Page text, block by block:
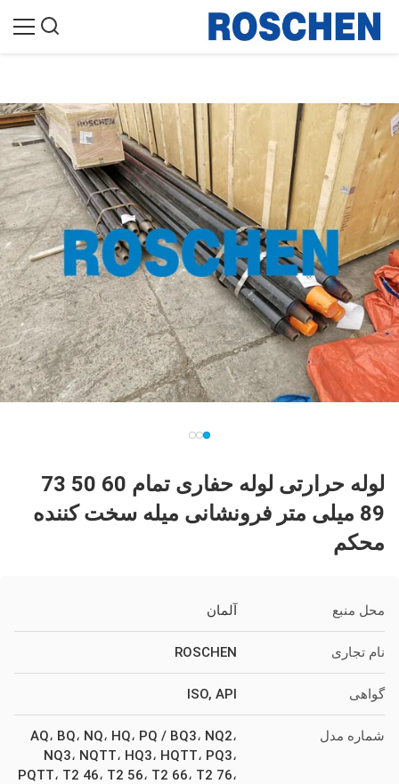
لوله حرارتی لوله حفاری تمام 60 50 73
89 میلی متر فرونشانی میله سخت کننده
محکم
محل منبع آلمان
نام تجاری ROSCHEN
گواهی ISO, API
شماره مدل
AQ، BQ، NQ، HQ، PQ / BQ3، NQ2،
NQ3، NQTT، HQ3، HQTT، PQ3،
PQTT، T2 46، T2 56، T2 66، T2 76،